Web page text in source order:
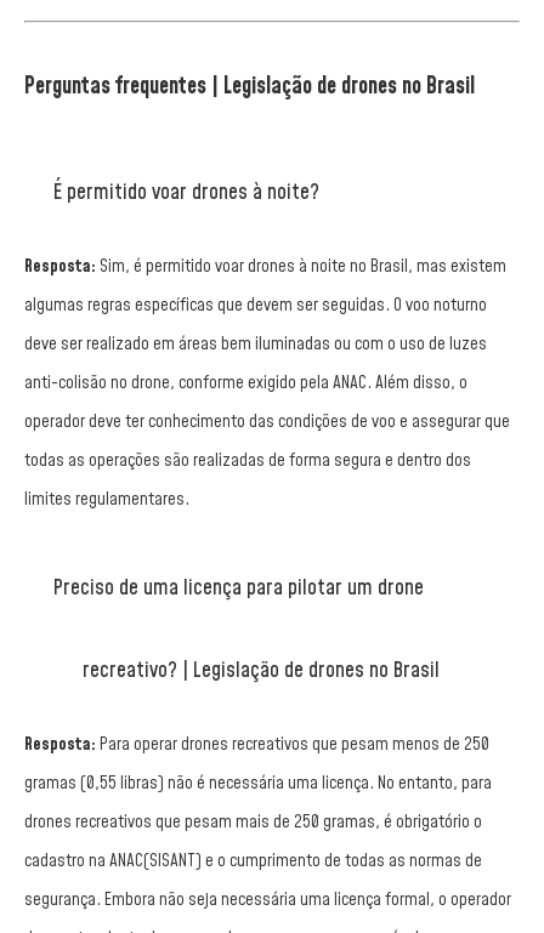
Perguntas frequentes | Legislação de drones no Brasil
É permitido voar drones à noite?
Resposta:Sim, é permitido voar drones à noite no Brasil, mas existem
algumas regras específicas que devem ser seguidas. O voo noturno
deve ser realizado em áreas bem iluminadas ou com o uso de luzes
anti-colisão no drone, conforme exigido pela ANAC. Além disso, o
operador deve ter conhecimento das condições de voo e assegurar que
todas as operações são realizadas de forma segura e dentro dos
limites regulamentares.
Preciso de uma licença para pilotar um drone
recreativo? | Legislação de drones no Brasil
Resposta:Para operar drones recreativos que pesam menos de 250
gramas (0,55 libras) não é necessária uma licença. No entanto, para
drones recreativos que pesam mais de 250 gramas, é obrigatório o
cadastro na ANAC(SISANT) e o cumprimento de todas as normas de
segurança. Embora não seja necessária uma licença formal, o operador